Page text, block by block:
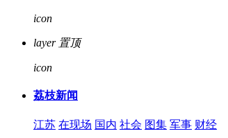
icon
layer 置顶
icon
荔枝新闻
江苏 在现场 国内 社会 图集 军事 财经